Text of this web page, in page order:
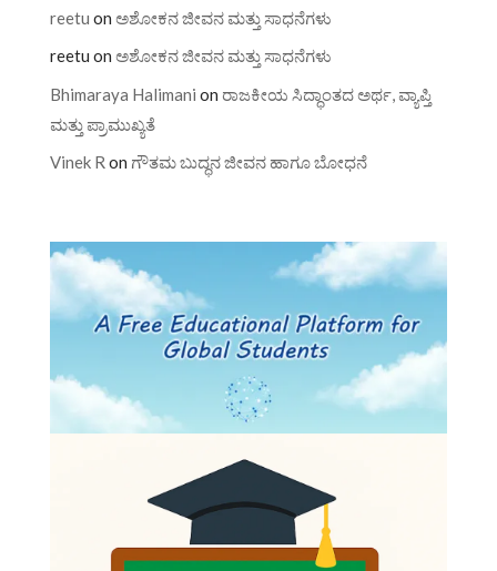
reetu on ಅಶೋಕನ ಜೀವನ ಮತ್ತು ಸಾಧನೆಗಳು
reetu on ಅಶೋಕನ ಜೀವನ ಮತ್ತು ಸಾಧನೆಗಳು
Bhimaraya Halimani on ರಾಜಕೀಯ ಸಿದ್ಧಾಂತದ ಅರ್ಥ, ವ್ಯಾಪ್ತಿ
ಮತ್ತು ಪ್ರಾಮುಖ್ಯತೆ
Vinek R on ಗೌತಮ ಬುದ್ಧನ ಜೀವನ ಹಾಗೂ ಬೋಧನೆ